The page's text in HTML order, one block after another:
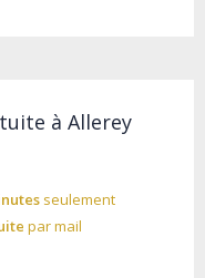
à Allerey
seulement
par mail